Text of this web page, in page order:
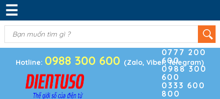
DANH MỤC SẢN PHẨM
KIM KHÍ
ĐIỆN TRỞ & TỤ ĐIỆN
BOARD PHÁT TRIỂN
MODULE CẢM BIẾN
LINH KIỆN KHÁC
☰
Hotline: 0988 300 600 (Zalo, Viber, Telegram)
Điện thoại
0777 200
600
0988 300
600
0333 600
800
(0)